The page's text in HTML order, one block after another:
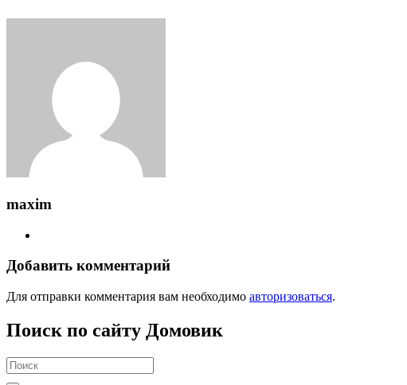
maxim
Добавить комментарий
Для отправки комментария вам необходимо авторизоваться.
Поиск по сайту Домовик
Search
for: